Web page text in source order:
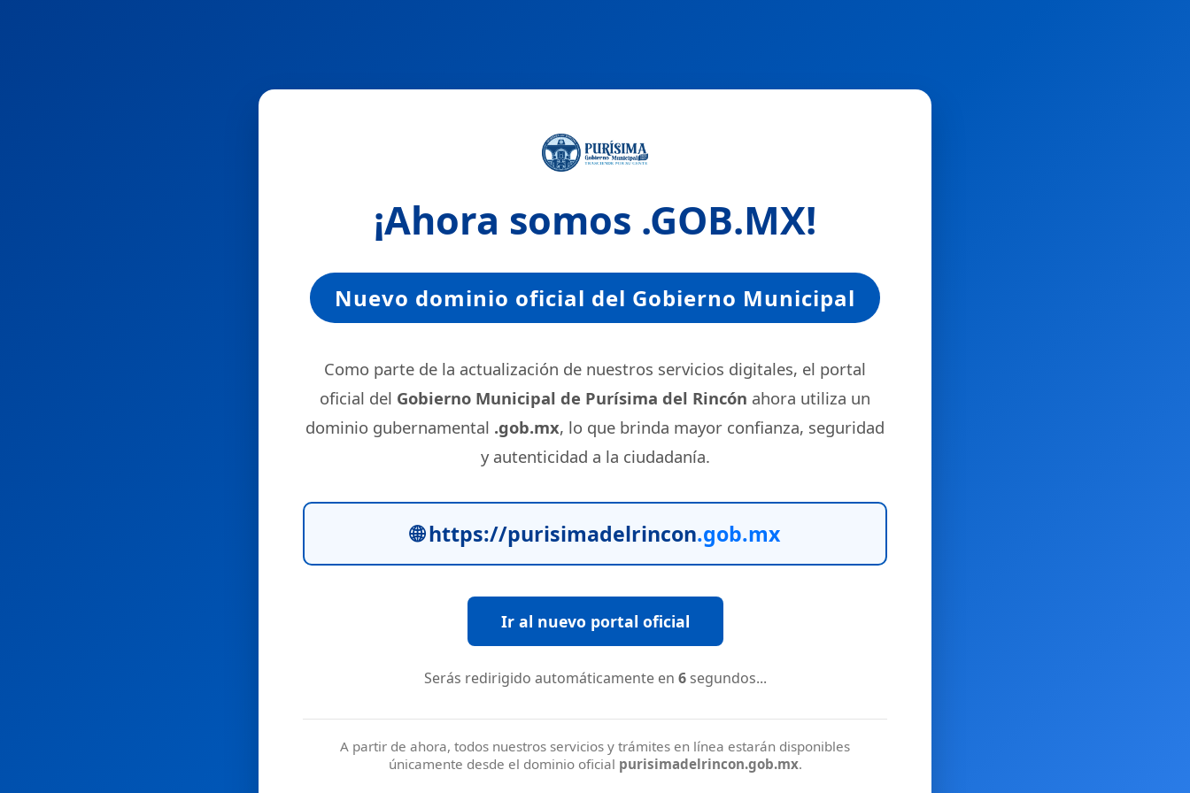
¡Ahora somos .GOB.MX!
Nuevo dominio oficial del Gobierno Municipal
Como parte de la actualización de nuestros servicios digitales, el portal
oficial del Gobierno Municipal de Purísima del Rincón ahora utiliza un
dominio gubernamental .gob.mx, lo que brinda mayor confianza, seguridad
y autenticidad a la ciudadanía.
🌐 https://purisimadelrincon.gob.mx
Ir al nuevo portal oficial
Serás redirigido automáticamente en 5segundos...
A partir de ahora, todos nuestros servicios y trámites en línea estarán disponibles
únicamente desde el dominio oficial purisimadelrincon.gob.mx.